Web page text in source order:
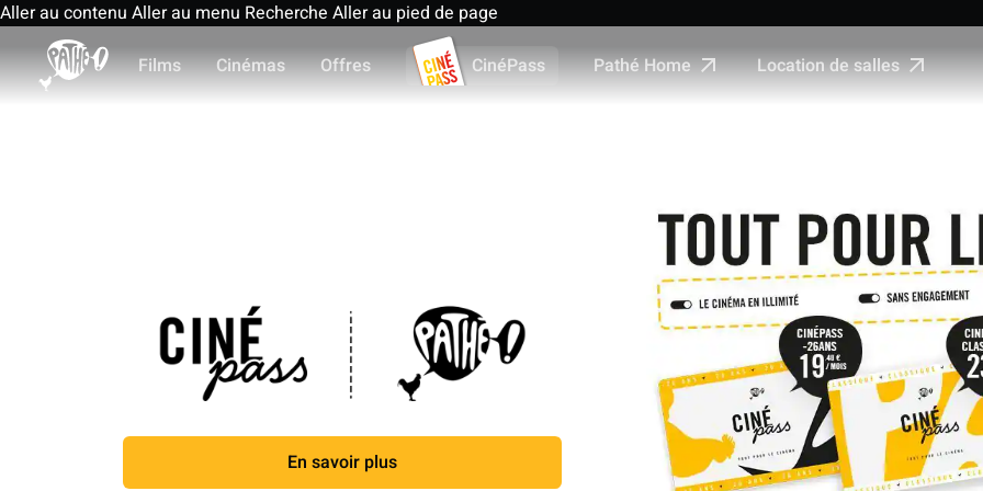
Aller au contenu Aller au menu Recherche Aller au pied de page
Films
Cinémas Offres CinéPass Pathé Home Location de salles
En savoir plus